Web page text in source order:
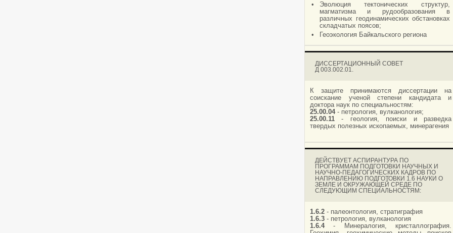
•
Эволюция тектонических структур,
магматизма и рудообразования в
различных геодинамических обстановках
складчатых поясов;
•
Геоэкология Байкальского региона
ДИССЕРТАЦИОННЫЙ СОВЕТ
Д 003.002.01.
К защите принимаются диссертации на
соискание ученой степени кандидата и
доктора наук по специальностям:
25.00.04- петрология, вулканология;
25.00.11 - геология, поиски и разведка
твердых полезных ископаемых, минерагения
ДЕЙСТВУЕТ АСПИРАНТУРА ПО
ПРОГРАММАМ ПОДГОТОВКИ НАУЧНЫХ И
НАУЧНО-ПЕДАГОГИЧЕСКИХ КАДРОВ ПО
НАПРАВЛЕНИЮ ПОДГОТОВКИ 1.6 НАУКИ О
ЗЕМЛЕ И ОКРУЖАЮЩЕЙ СРЕДЕ ПО
СЛЕДУЮЩИМ СПЕЦИАЛЬНОСТЯМ:
1.6.2 - палеонтология, стратиграфия
1.6.3 - петрология, вулканология
1.6.4- Минералогия, кристаллография.